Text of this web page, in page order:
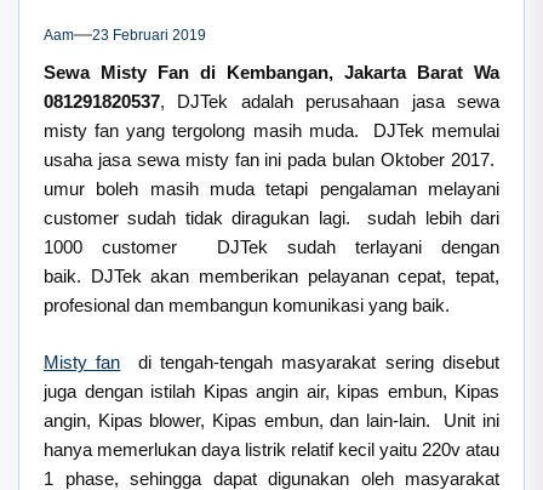
Aam 23 Februari 2019
Sewa Misty Fan di Kembangan, Jakarta Barat Wa
081291820537, DJTek adalah perusahaan jasa sewa
misty fan yang tergolong masih muda. DJTek memulai
usaha jasa sewa misty fan ini pada bulan Oktober 2017.
umur boleh masih muda tetapi pengalaman melayani
customer sudah tidak diragukan lagi. sudah lebih dari
1000 customer DJTek sudah terlayani dengan
baik. DJTek akan memberikan pelayanan cepat, tepat,
profesional dan membangun komunikasi yang baik.
Misty fan di tengah-tengah masyarakat sering disebut
juga dengan istilah Kipas angin air, kipas embun, Kipas
angin, Kipas blower, Kipas embun, dan lain-lain. Unit ini
hanya memerlukan daya listrik relatif kecil yaitu 220v atau
1 phase, sehingga dapat digunakan oleh masyarakat